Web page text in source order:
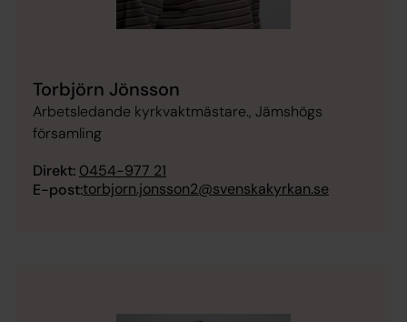
Torbjörn Jönsson
Arbetsledande kyrkvaktmästare., Jämshögs
församling
Direkt: 0454-977 21
E-post:torbjorn.jonsson2@svenskakyrkan.se